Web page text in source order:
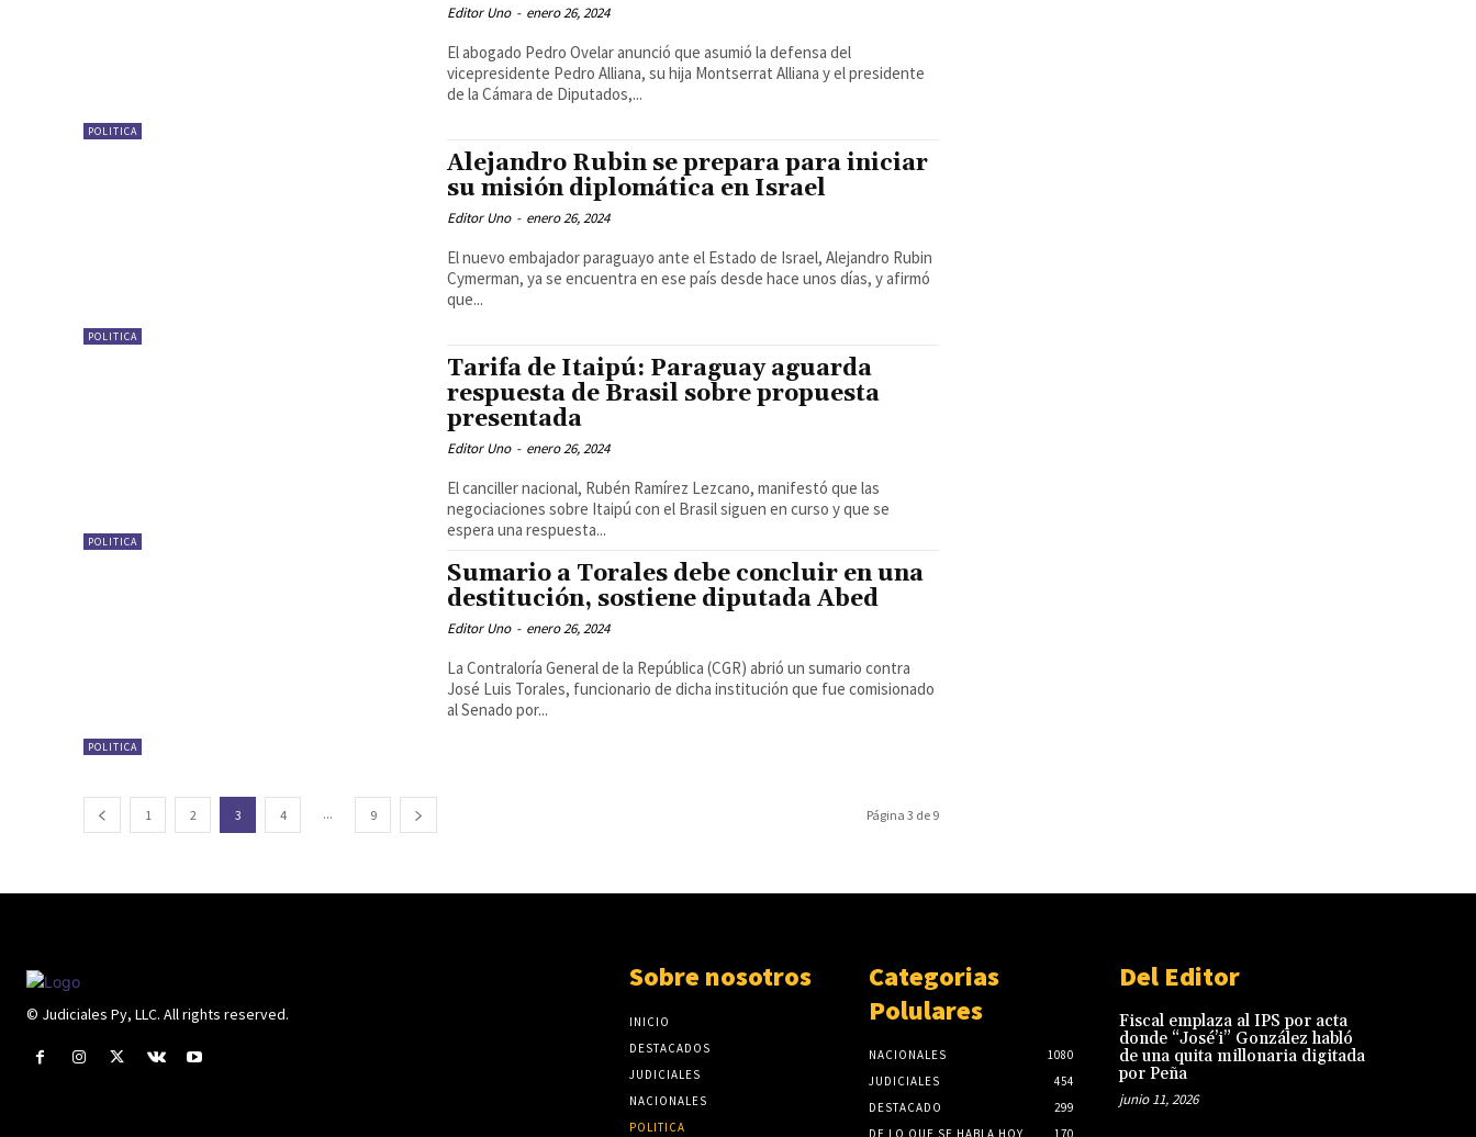
POLITICA
Editor Uno - enero 26, 2024
El abogado Pedro Ovelar anunció que asumió la defensa del
vicepresidente Pedro Alliana, su hija Montserrat Alliana y el presidente
de la Cámara de Diputados,...
POLITICA
Alejandro Rubin se prepara para iniciar
su misión diplomática en Israel
Editor Uno - enero 26, 2024
El nuevo embajador paraguayo ante el Estado de Israel, Alejandro Rubin
Cymerman, ya se encuentra en ese país desde hace unos días, y afirmó
que...
POLITICA
Tarifa de Itaipú: Paraguay aguarda
respuesta de Brasil sobre propuesta
presentada
Editor Uno - enero 26, 2024
El canciller nacional, Rubén Ramírez Lezcano, manifestó que las
negociaciones sobre Itaipú con el Brasil siguen en curso y que se
espera una respuesta...
POLITICA
Sumario a Torales debe concluir en una
destitución, sostiene diputada Abed
Editor Uno - enero 26, 2024
La Contraloría General de la República (CGR) abrió un sumario contra
José Luis Torales, funcionario de dicha institución que fue comisionado
al Senado por...
1 2 3 4 ... 9 Página 3 de 9
© Judiciales Py, LLC. All rights reserved.
Sobre nosotros
INICIO
DESTACADOS
JUDICIALES
NACIONALES
POLITICA
Categorias
Polulares
NACIONALES
1080
JUDICIALES
454
DESTACADO
299
DE LO QUE SE HABLA HOY
170
Del Editor
Fiscal emplaza al IPS por acta
donde “José’i” González habló
de una quita millonaria digitada
por Peña
junio 11, 2026